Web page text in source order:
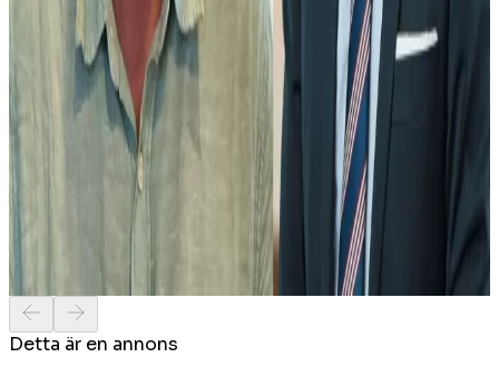
42 min 3s
Följ pengarna
Sveriges jobbparadox
2026-08-06 10:33
Quisling-bråket: "Kryper ju alla för
islamisterna"
2026-08-05 15:01
Detta är en annons